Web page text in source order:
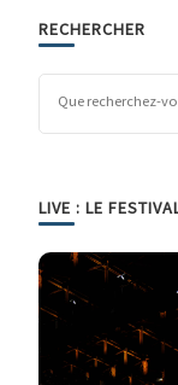
RECHERCHER
LIVE : LE